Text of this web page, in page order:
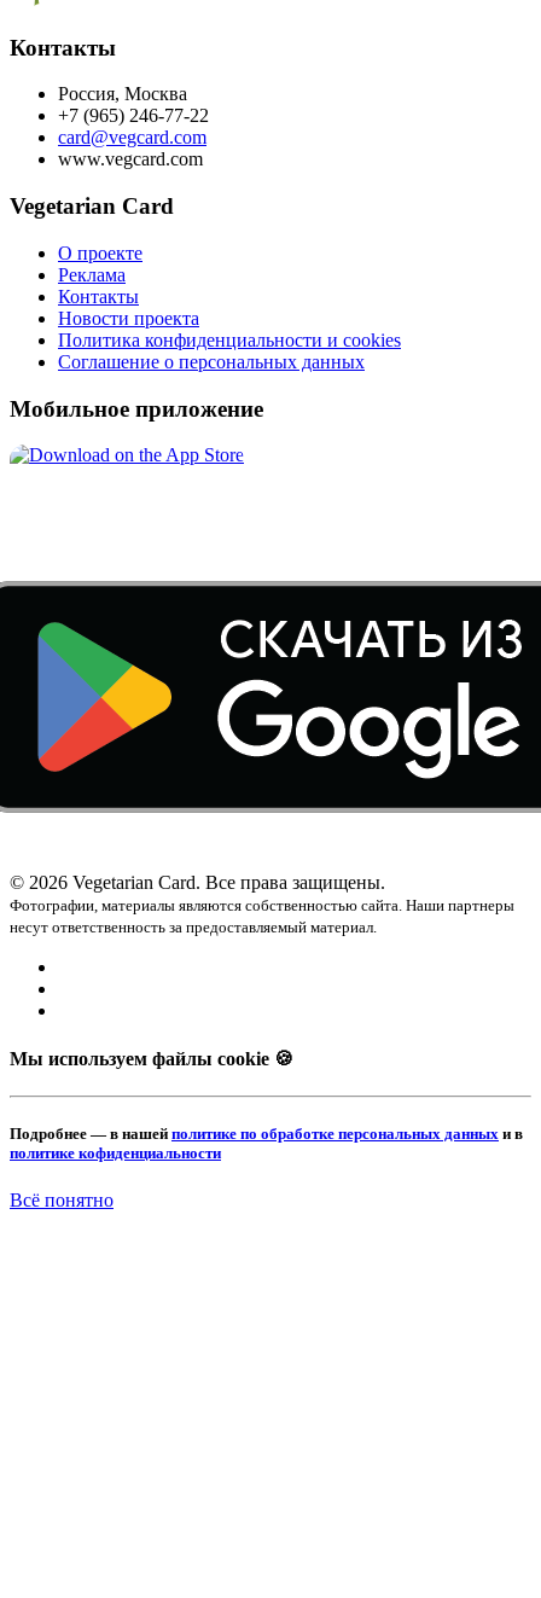
Контакты
Россия, Москва
+7 (965) 246-77-22
card@vegcard.com
www.vegcard.com
Vegetarian Card
О проекте
Реклама
Контакты
Новости проекта
Политика конфиденциальности и cookies
Соглашение о персональных данных
Мобильное приложение
© 2026 Vegetarian Card. Все права защищены.
Фотографии, материалы являются собственностью сайта. Наши партнеры
несут ответственность за предоставляемый материал.
Мы используем файлы cookie 🍪
Подробнее — в нашей политике по обработке персональных данных и в
политике кофиденциальности
Всё понятно